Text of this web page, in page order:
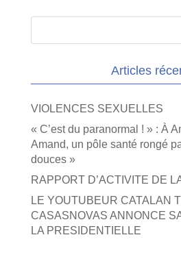
Articles
VIOLENCES SEXUELLES
« C’est du paranormal ! » : À
Amand, un pôle santé rongé
douces »
RAPPORT D’ACTIVITE DE
LE YOUTUBEUR CATALAN
CASASNOVAS ANNONCE
LA PRESIDENTIELLE